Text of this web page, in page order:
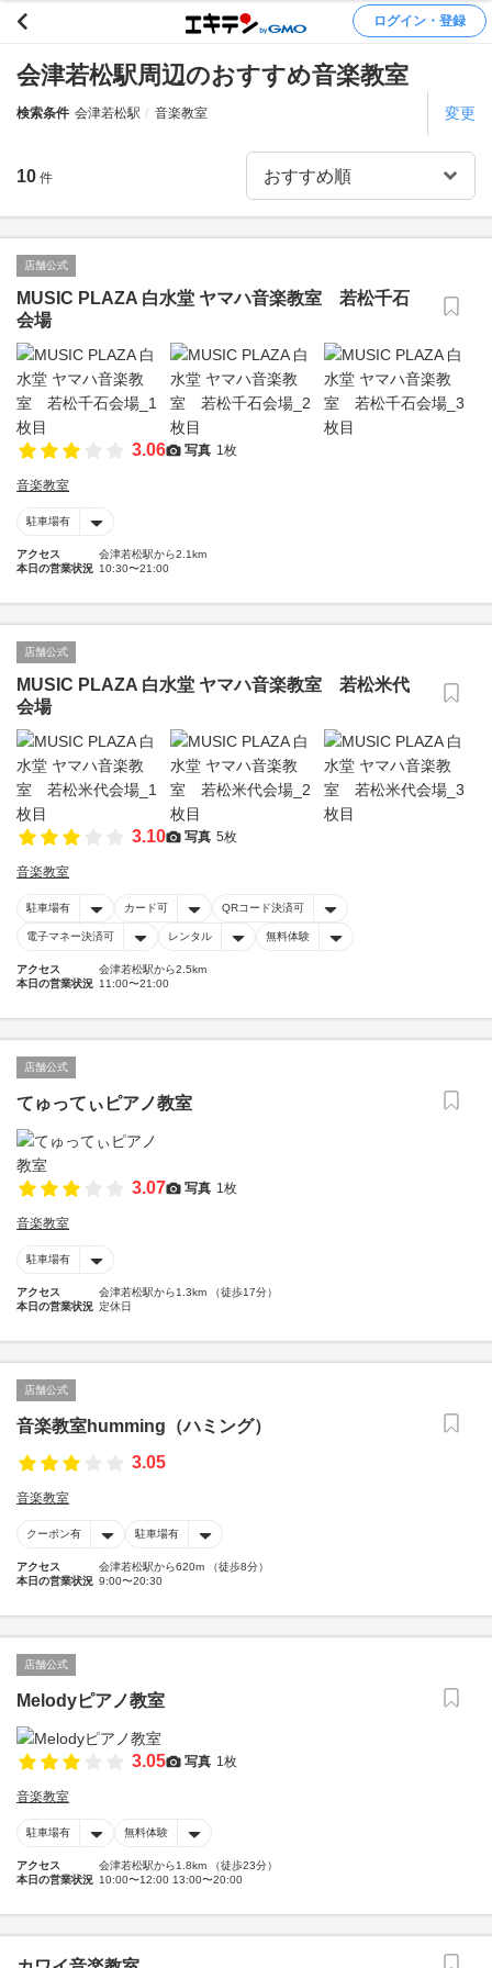
ログイン・登録
会津若松駅周辺のおすすめ音楽教室
検索条件 会津若松駅 音楽教室 変更
10 件
店舗公式
MUSIC PLAZA 白水堂 ヤマハ音楽教室 若松千石
会場
3.06 写真 1枚
音楽教室
駐車場有
アクセス
会津若松駅から2.1km
本日の営業状況 10:30〜21:00
店舗公式
MUSIC PLAZA 白水堂 ヤマハ音楽教室 若松米代
会場
3.10 写真 5枚
音楽教室
駐車場有 カード可 QRコード決済可
電子マネー決済可 レンタル 無料体験
アクセス
会津若松駅から2.5km
本日の営業状況 11:00〜21:00
店舗公式
てゅってぃピアノ教室
3.07 写真 1枚
音楽教室
駐車場有
アクセス
会津若松駅から1.3km （徒歩17分）
本日の営業状況 定休日
店舗公式
音楽教室humming（ハミング）
3.05
音楽教室
クーポン有 駐車場有
アクセス
会津若松駅から620m （徒歩8分）
本日の営業状況 9:00〜20:30
店舗公式
Melodyピアノ教室
3.05 写真 1枚
音楽教室
駐車場有 無料体験
アクセス
会津若松駅から1.8km （徒歩23分）
本日の営業状況 10:00〜12:00 13:00〜20:00